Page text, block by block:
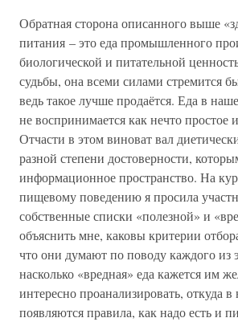
Обратная сторона описанного выше
питания – это еда промышленного
биологической и питательной
судьбы, она всеми силами стремится
ведь такое лучше продаётся. Еда в
не воспринимается как нечто простое
Отчасти в этом виноват вал
разной степени достоверности,
информационное пространство. На
пищевому поведению я просила
собственные списки «полезной» и
объяснить мне, каковы критерии
что они думают по поводу каждого из
насколько «вредная» еда кажется им
интересно проанализировать, откуда
появляются правила, как надо есть и